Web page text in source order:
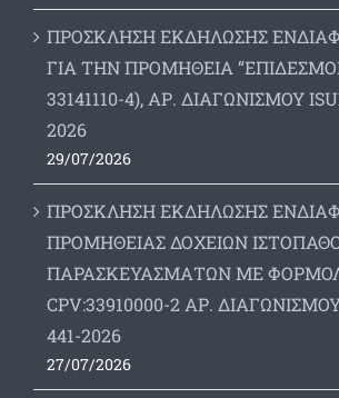
ΠΡΟΣΚΛΗΣΗ ΕΚΔΗΛΩΣΗΣ
ΓΙΑ ΤΗΝ ΠΡΟΜΗΘΕΙΑ
33141110-4), ΑΡ. ΔΙΑΓΩΝΙΣΜΟΥ
2026
29/07/2026
ΠΡΟΣΚΛΗΣΗ ΕΚΔΗΛΩΣΗΣ
ΠΡΟΜΗΘΕΙΑΣ ΔΟΧΕΙΩΝ
ΠΑΡΑΣΚΕΥΑΣΜΑΤΩΝ ΜΕ
CPV:33910000-2 ΑΡ. ΔΙΑΓΩΝΙΣΜΟΥ
441-2026
27/07/2026